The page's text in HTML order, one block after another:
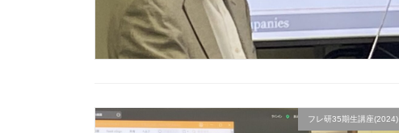
フレ研35期生講座(2024)